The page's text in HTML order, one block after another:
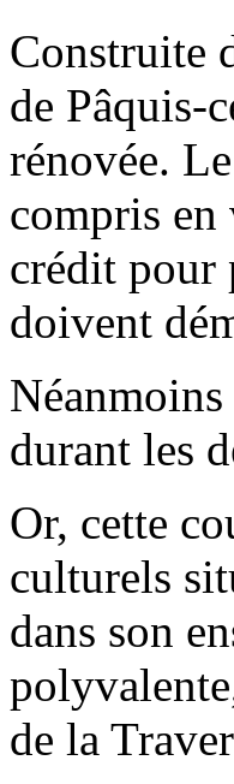
Construite
de Pâquis-
rénovée.
compris en
crédit pour
doivent
durant les
Or, cette
culturels
dans son
de la